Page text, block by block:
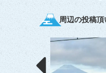
周辺の投稿